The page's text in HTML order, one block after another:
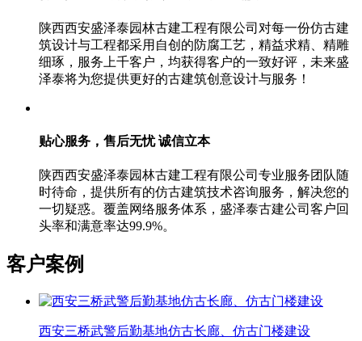
陕西西安盛泽泰园林古建工程有限公司对每一份仿古建
筑设计与工程都采用自创的防腐工艺，精益求精、精雕
细琢，服务上千客户，均获得客户的一致好评，未来盛
泽泰将为您提供更好的古建筑创意设计与服务！
贴心服务，售后无忧诚信立本
陕西西安盛泽泰园林古建工程有限公司专业服务团队随
时待命，提供所有的仿古建筑技术咨询服务，解决您的
一切疑惑。覆盖网络服务体系，盛泽泰古建公司客户回
头率和满意率达99.9%。
客户案例
西安三桥武警后勤基地仿古长廊、仿古门楼建设